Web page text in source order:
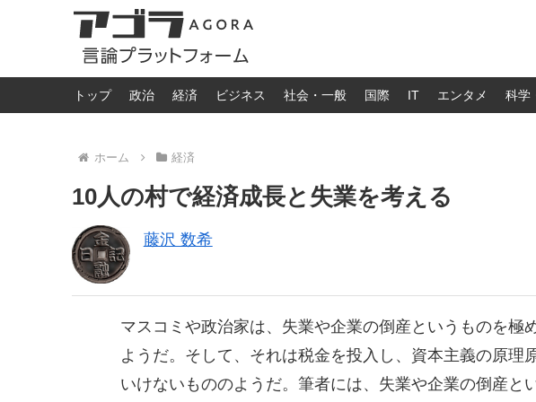
トップ 政治 経済 ビジネス 社会・一般 国際 IT エンタメ 科学
ホーム 経済
10人の村で経済成長と失業を考える
藤沢 数希
マスコミや政治家は、失業や企業の倒産というものを極
ようだ。そして、それは税金を投入し、資本主義の原理
いけないもののようだ。筆者には、失業や企業の倒産と